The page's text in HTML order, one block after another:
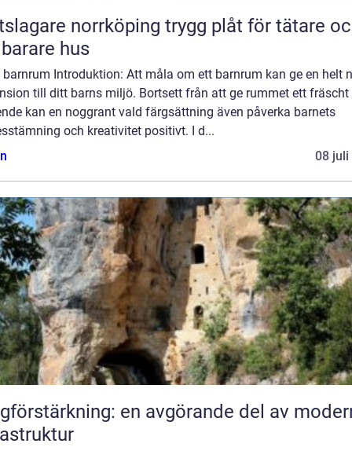
norrköping trygg plåt för tätare och
hus
Introduktion: Att måla om ett barnrum kan ge en helt
till ditt barns miljö. Bortsett från att ge rummet ett fräscht
kan en noggrant vald färgsättning även påverka barnets
och kreativitet positivt. I d...
08 juli
en avgörande del av